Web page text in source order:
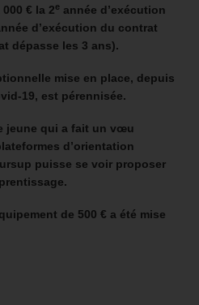
€ la 2e année d’exécution
d’exécution du contrat
dépasse les 3 ans).
mise en place, depuis
19, est pérennisée.
jeune qui a fait un vœu
d’orientation
puisse se voir proposer
de 500 € a été mise